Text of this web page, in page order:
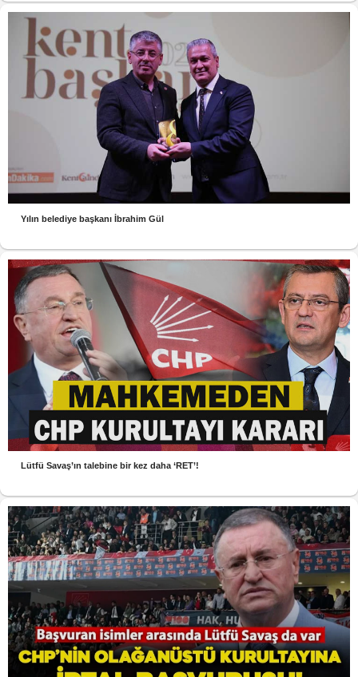
Yılın belediye başkanı İbrahim Gül
Lütfü Savaş’ın talebine bir kez daha ‘RET’!